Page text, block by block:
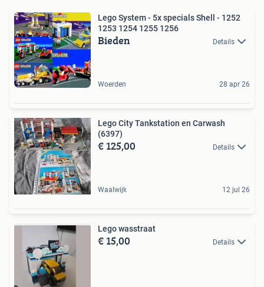
Lego System - 5x specials Shell - 1252
1253 1254 1255 1256
Bieden Details
Woerden 28 apr 26
Lego City Tankstation en Carwash
(6397)
€ 125,00 Details
Waalwijk 12 jul 26
Lego wasstraat
€ 15,00 Details